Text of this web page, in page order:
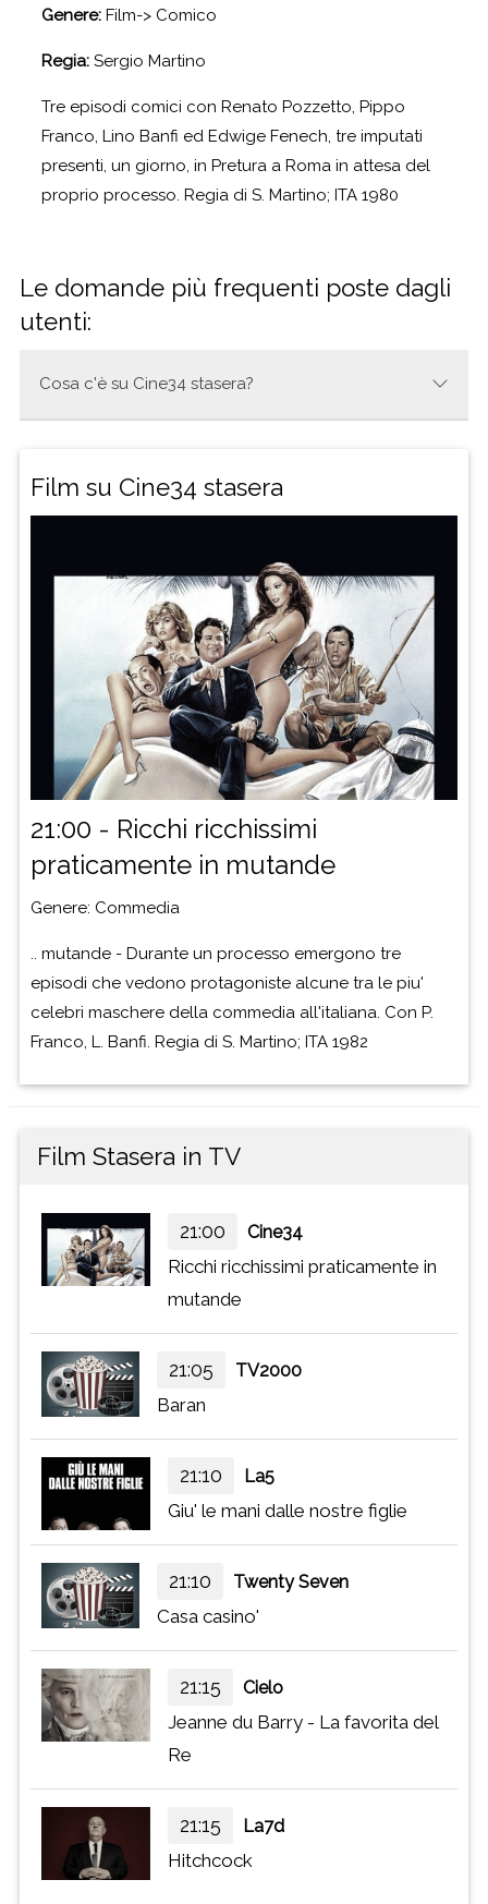
Genere: Film-> Comico
Regia: Sergio Martino
Tre episodi comici con Renato Pozzetto, Pippo
Franco, Lino Banfi ed Edwige Fenech, tre imputati
presenti, un giorno, in Pretura a Roma in attesa del
proprio processo. Regia di S. Martino; ITA 1980
Le domande più frequenti poste dagli
utenti:
Cosa c'è su Cine34 stasera?
21:00 | Ricchi ricchissimi praticamente in mutande
Film su Cine34 stasera
21:00 - Ricchi ricchissimi
praticamente in mutande
Genere: Commedia
.. mutande - Durante un processo emergono tre
episodi che vedono protagoniste alcune tra le piu'
celebri maschere della commedia all'italiana. Con P.
Franco, L. Banfi. Regia di S. Martino; ITA 1982
Film Stasera in TV
21:00 Cine34
Ricchi ricchissimi praticamente in
mutande
21:05 TV2000
Baran
21:10 La5
Giu' le mani dalle nostre figlie
21:10 Twenty Seven
Casa casino'
21:15 Cielo
Jeanne du Barry - La favorita del
Re
21:15 La7d
Hitchcock